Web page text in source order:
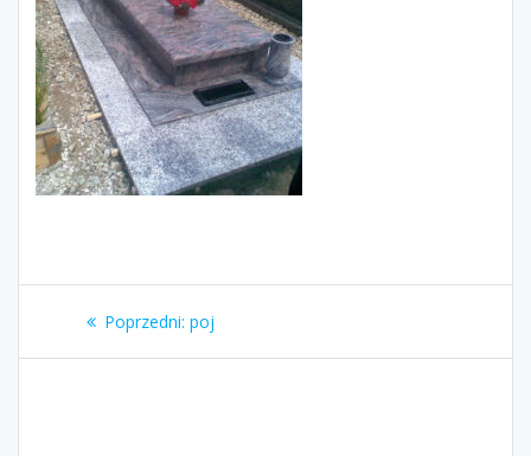
Nawigacja
wpisu
Poprzedni: Poprzedni
poj